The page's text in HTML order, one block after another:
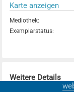
Karte anzeigen
Mediothek:
Exemplarstatus:
Weitere Details